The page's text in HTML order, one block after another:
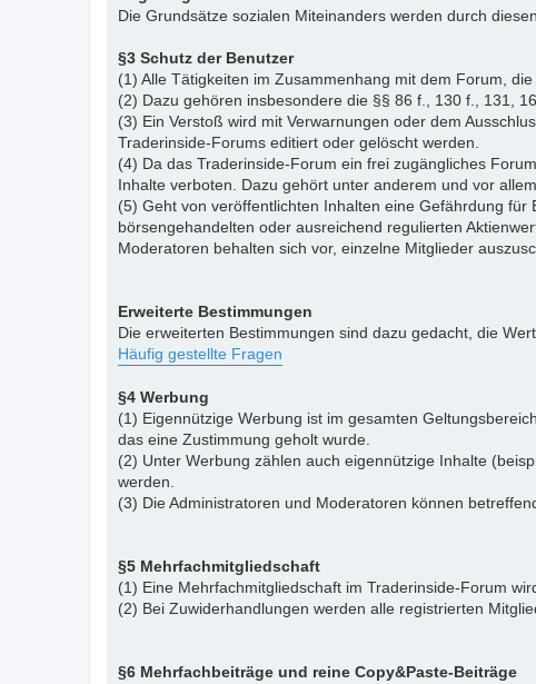
Die Grundsätze sozialen Miteinanders werden durch
§3 Schutz der Benutzer
(1) Alle Tätigkeiten im Zusammenhang mit dem Forum,
(2) Dazu gehören insbesondere die §§ 86 f., 130 f., 131,
(3) Ein Verstoß wird mit Verwarnungen oder dem
Traderinside-Forums editiert oder gelöscht werden.
(4) Da das Traderinside-Forum ein frei zugängliches
Inhalte verboten. Dazu gehört unter anderem und vor
(5) Geht von veröffentlichten Inhalten eine Gefährdung
börsengehandelten oder ausreichend regulierten
Moderatoren behalten sich vor, einzelne Mitglieder
Erweiterte Bestimmungen
Die erweiterten Bestimmungen sind dazu gedacht, die
Häufig gestellte Fragen
§4 Werbung
(1) Eigennützige Werbung ist im gesamten
das eine Zustimmung geholt wurde.
(2) Unter Werbung zählen auch eigennützige Inhalte
werden.
(3) Die Administratoren und Moderatoren können
§5 Mehrfachmitgliedschaft
(1) Eine Mehrfachmitgliedschaft im Traderinside-Forum
(2) Bei Zuwiderhandlungen werden alle registrierten
§6 Mehrfachbeiträge und reine Copy&Paste-Beiträge